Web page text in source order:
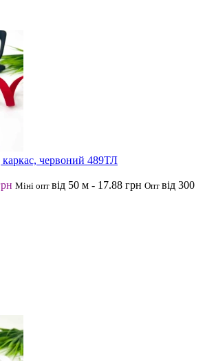
каркас, червоний 489ТЛ
Міні опт від 50 м - 17.88 грн Опт від 300